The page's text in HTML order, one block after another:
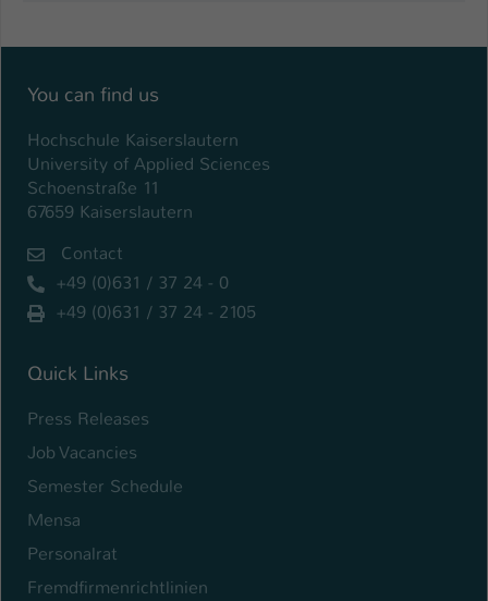
You can find us
Hochschule Kaiserslautern
University of Applied Sciences
Schoenstraße 11
67659 Kaiserslautern
Contact
+49 (0)631 / 37 24 - 0
+49 (0)631 / 37 24 - 2105
Quick Links
Press Releases
Job Vacancies
Semester Schedule
Mensa
Personalrat
Fremdfirmenrichtlinien
Anbieter TYPO3
Laufzeit 1 Tag
Zweck
Dieser Cookie teilt der Webseite mit, ob
ein Besucher im Typo3-Backend
angemeldet ist und Rechte besitzt diese
zu verwalten.